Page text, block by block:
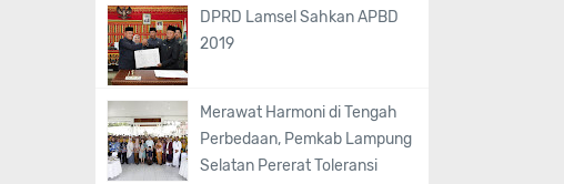
DPRD Lamsel Sahkan APBD
2019
Merawat Harmoni di Tengah
Perbedaan, Pemkab Lampung
Selatan Pererat Toleransi